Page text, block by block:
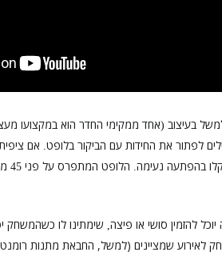
בעיצוב (אחד ממקימי החדר הוא במקצועו
לפתור את החידות עם הביקור בלופט. אם
בהפתעה נעימה. הלופט המתפרס על פני 45
להזמין סושי או פיצה, שימתינו לו כשהמשחק
שמציינים (למשל, החבאת מתנות רומנטיות